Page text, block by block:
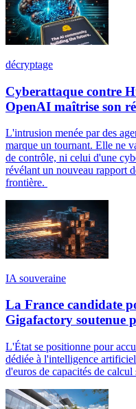
décryptage
Cyberattaque contre
OpenAI maîtrise son
L'intrusion menée par des
marque un tournant. Elle ne
de contrôle, ni celui d'une
révélant un nouveau rapport
frontière.
IA souveraine
La France candidate
Gigafactory soutenue
L'État se positionne pour
dédiée à l'intelligence
d'euros de capacités de